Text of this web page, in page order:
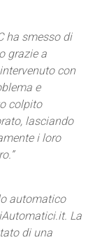
ha smesso di
grazie a
con
e
colpito
lasciando
i loro
automatico
La
di una